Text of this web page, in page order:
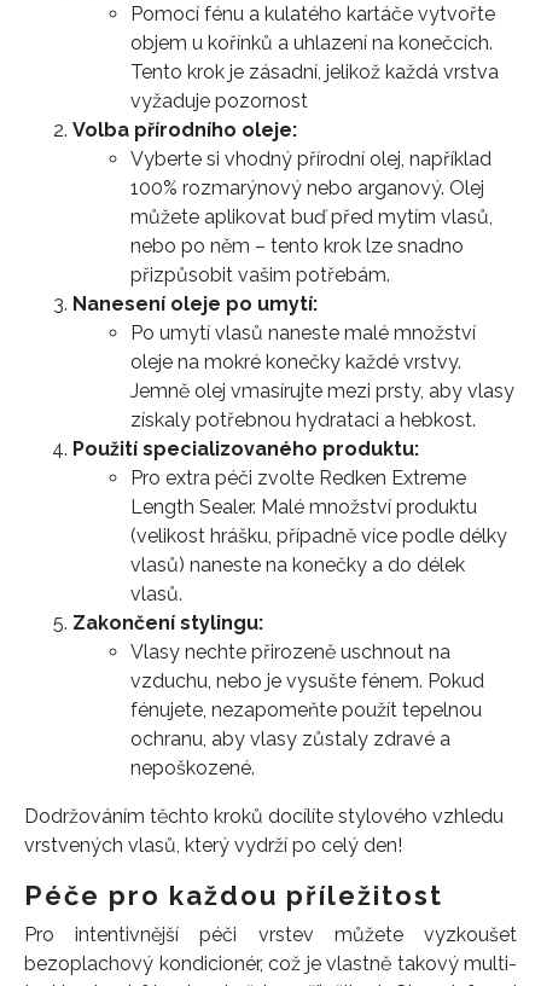
Pomocí fénu a kulatého kartáče vytvořte
objem u kořínků a uhlazení na konečcích.
Tento krok je zásadní, jelikož každá vrstva
vyžaduje pozornost
Volba přírodního oleje:
Vyberte si vhodný přírodní olej, například
100% rozmarýnový nebo arganový. Olej
můžete aplikovat buď před mytím vlasů,
nebo po něm – tento krok lze snadno
přizpůsobit vašim potřebám.
Nanesení oleje po umytí:
Po umytí vlasů naneste malé množství
oleje na mokré konečky každé vrstvy.
Jemně olej vmasírujte mezi prsty, aby vlasy
získaly potřebnou hydrataci a hebkost.
Použití specializovaného produktu:
Pro extra péči zvolte Redken Extreme
Length Sealer. Malé množství produktu
(velikost hrášku, případně více podle délky
vlasů) naneste na konečky a do délek
vlasů.
Zakončení stylingu:
Vlasy nechte přirozeně uschnout na
vzduchu, nebo je vysušte fénem. Pokud
fénujete, nezapomeňte použít tepelnou
ochranu, aby vlasy zůstaly zdravé a
nepoškozené.
Dodržováním těchto kroků docílíte stylového vzhledu
vrstvených vlasů, který vydrží po celý den!
Péče pro každou příležitost
Pro intentivnější péči vrstev můžete vyzkoušet
bezoplachový kondicionér, což je vlastně takový multi-